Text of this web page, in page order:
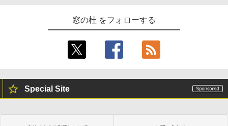
窓の杜 をフォローする
Special Site